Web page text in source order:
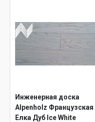
Инженерная доска
Alpenholz Французская
Елка Дуб Ice White